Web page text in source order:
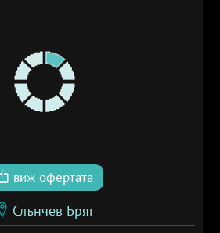
виж офертата
Слънчев Бряг